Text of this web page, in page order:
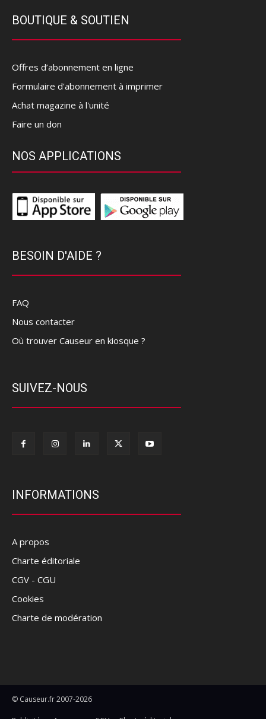
BOUTIQUE & SOUTIEN
Offres d’abonnement en ligne
Formulaire d'abonnement à imprimer
Achat magazine à l'unité
Faire un don
NOS APPLICATIONS
BESOIN D'AIDE ?
FAQ
Nous contacter
Où trouver Causeur en kiosque ?
SUIVEZ-NOUS
INFORMATIONS
A propos
Charte éditoriale
CGV - CGU
Cookies
Charte de modération
© Causeur.fr 2007-2026